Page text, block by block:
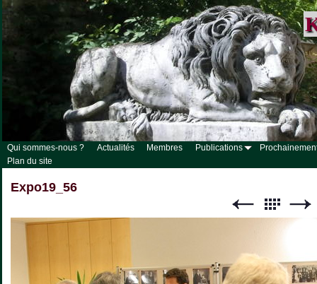
Qui sommes-nous ? Actualités Membres Publications
Plan du site
Expo19_56